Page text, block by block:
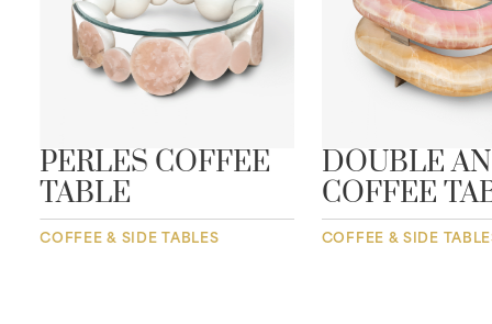
PERLES COFFEE
TABLE
COFFEE & SIDE TABLES
DOUBLE
COFFEE
COFFEE & SIDE